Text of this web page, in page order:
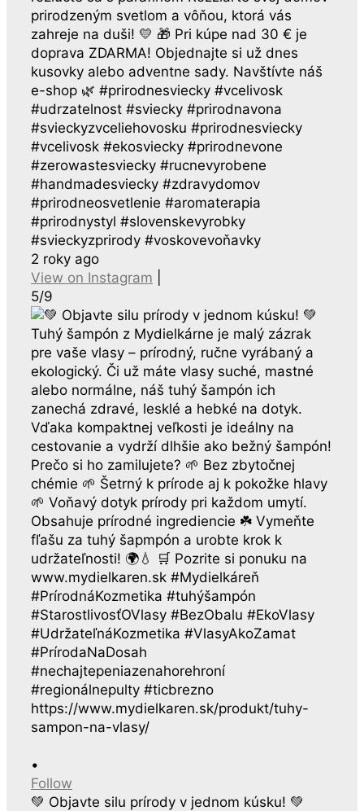
prirodzeným svetlom a vôňou, ktorá vás
zahreje na duši! 💛 🎁 Pri kúpe nad 30 € je
doprava ZDARMA! Objednajte si už dnes
kusovky alebo adventne sady. Navštívte náš
e-shop 🌿 #prirodnesviecky #vcelivosk
#udrzatelnost #sviecky #prirodnavona
#svieckyzvceliehovosku #prirodnesviecky
#vcelivosk #ekosviecky #prirodnevone
#zerowastesviecky #rucnevyrobene
#handmadesviecky #zdravydomov
#prirodneosvetlenie #aromaterapia
#prirodnystyl #slovenskevyrobky
#svieckyzprirody #voskovevoňavky
2 roky ago
View on Instagram
5/9
•
Follow
💚 Objavte silu prírody v jednom kúsku! 💚